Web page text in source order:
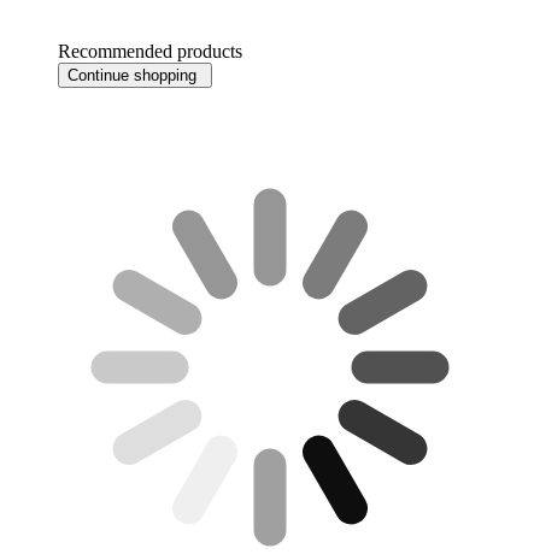
Recommended products
Continue shopping